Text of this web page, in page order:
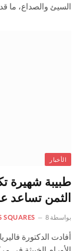
السيئ والصداع، ما
الأخبار
طبيبة
الثمن تساعد
بواسطة SQUARES 8 سبتمبر، 2024
أفادت الدكتورة